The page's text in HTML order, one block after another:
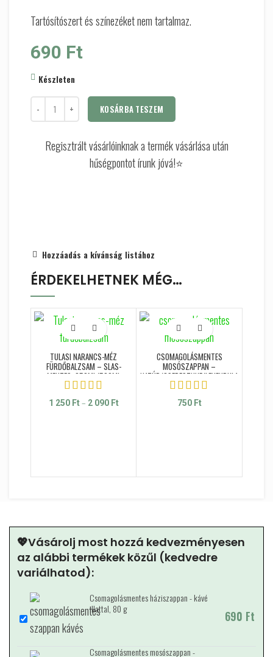
Tartósítószert és színezéket nem tartalmaz.
690 Ft
Készleten
KOSÁRBA TESZEM
Regisztrált vásárlóinknak a termék vásárlása után
hűségpontot írunk jóvá!⭐
Hozzáadás a kívánság listához
ÉRDEKELHETNEK MÉG…
TULASI NARANCS-MÉZ
FÜRDŐBALZSAM – SLAS-
MENTES, 250ML/500ML
1 250 Ft – 2 090 FtÁrtartomány: 1 250 Ft - 2 090 Ft
CSOMAGOLÁSMENTES
MOSÓSZAPPAN –
NATÚR/CSERESZNYE/LEVENDULA
130 G
750 Ft
💖Vásárolj most hozzá kedvezményesen
az alábbi termékek közűl (kedvedre
variálhatod):
Csomagolásmentes háziszappan - kávé
illattal, 80 g
690 Ft
Csomagolásmentes mosószappan -